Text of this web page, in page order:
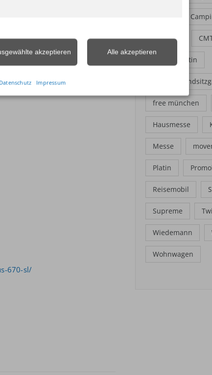
670-sl/
Caravan
Frankia Platin
Frankia
free münchen
Hausmesse
Messe
Platin
Reisemobil
Supreme
Wiedemann
Wohnwagen
akzeptieren Alle akzeptieren
Datenschutz Impressum